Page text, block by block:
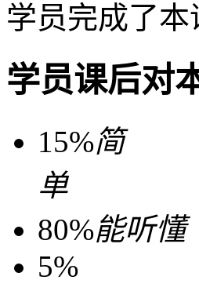
学员完成了
学员课后对
15%简
单
80%能听懂
5%